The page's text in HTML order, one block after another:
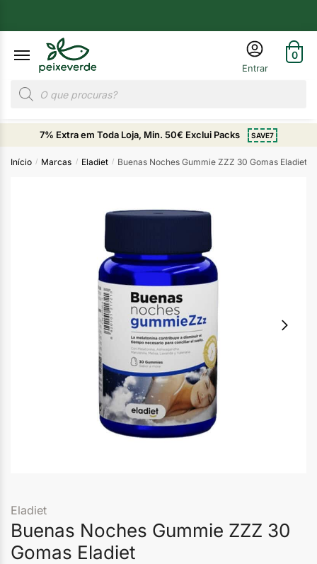
0
7% Extra em Toda Loja, Min. 50€ Exclui Packs SAVE7
Início / Marcas / Eladiet / Buenas Noches Gummie ZZZ 30 Gomas Eladiet
Eladiet
Buenas Noches Gummie ZZZ 30
Gomas Eladiet